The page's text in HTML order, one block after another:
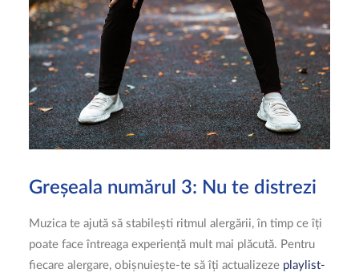
Greșeala numărul 3: Nu te distrezi
Muzica te ajută să stabilești ritmul alergării, în timp ce îți
poate face întreaga experiență mult mai plăcută. Pentru
fiecare alergare, obișnuiește-te să îți actualizeze playlist-